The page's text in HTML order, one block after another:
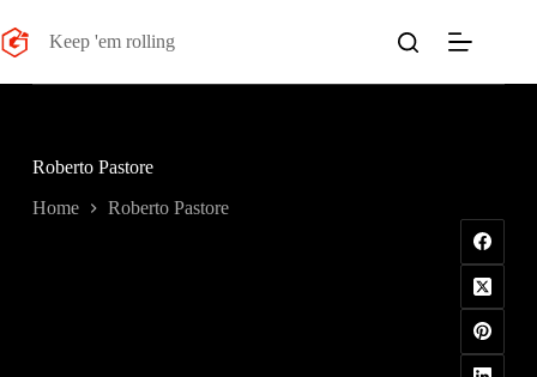
al
contenuto
Keep 'em rolling
Roberto Pastore
Home Roberto Pastore